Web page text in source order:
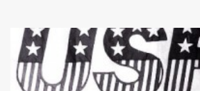
para quienes conocemos el deporte fue un
hacia los nuevos negocios . Los periodistas que
hace 20 años, sabemos que la Liga busca
público foráneo. Esta política de "exportación"
con partidos en México e Inglaterra , destinos con